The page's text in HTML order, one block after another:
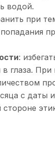
водой.
при
:
глаза.
с даты